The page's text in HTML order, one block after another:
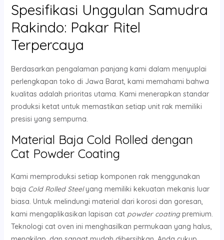
Spesifikasi Unggulan Samudra
Rakindo: Pakar Ritel
Terpercaya
Berdasarkan pengalaman panjang kami dalam menyuplai
perlengkapan toko di Jawa Barat, kami memahami bahwa
kualitas adalah prioritas utama. Kami menerapkan standar
produksi ketat untuk memastikan setiap unit rak memiliki
presisi yang sempurna.
Material Baja Cold Rolled dengan
Cat Powder Coating
Kami memproduksi setiap komponen rak menggunakan
baja Cold Rolled Steelyang memiliki kekuatan mekanis luar
biasa. Untuk melindungi material dari korosi dan goresan,
kami mengaplikasikan lapisan cat powder coatingpremium.
Teknologi cat oven ini menghasilkan permukaan yang halus,